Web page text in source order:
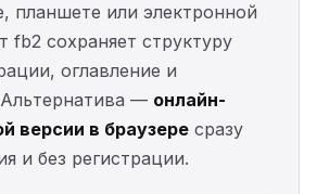
планшете или электронной
fb2 сохраняет структуру
оглавление и
— онлайн-
версии в браузере сразу
и без регистрации.